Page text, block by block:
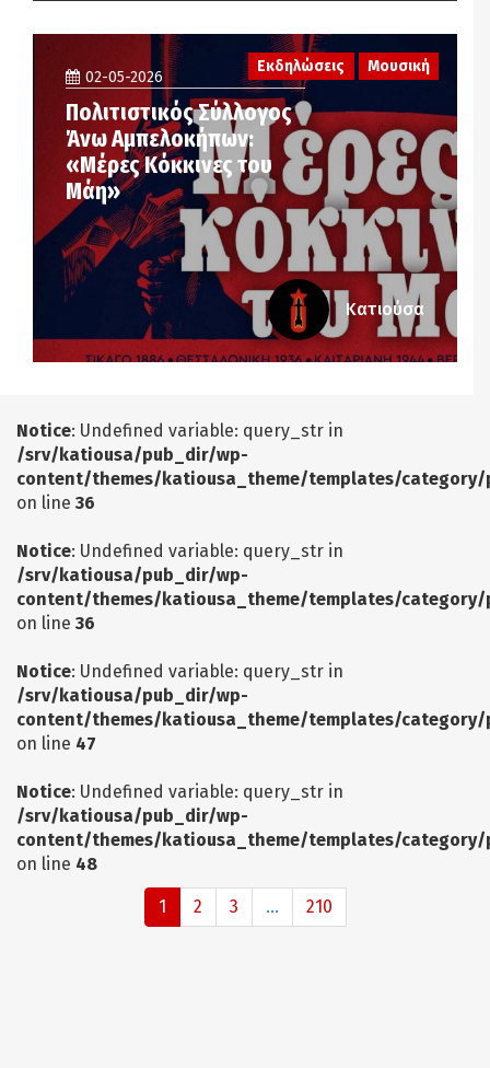
02-05-2026
Πολιτιστικός Σύλλογος
Άνω Αμπελοκήπων:
«Μέρες Κόκκινες του
Μάη»
Εκδηλώσεις Μουσική
Κατιούσα
Notice: Undefined variable: query_str in
/srv/katiousa/pub_dir/wp-
content/themes/katiousa_theme/templates/
on line 36
Notice: Undefined variable: query_str in
/srv/katiousa/pub_dir/wp-
content/themes/katiousa_theme/templates/
on line 36
Notice: Undefined variable: query_str in
/srv/katiousa/pub_dir/wp-
content/themes/katiousa_theme/templates/
on line 47
Notice: Undefined variable: query_str in
/srv/katiousa/pub_dir/wp-
content/themes/katiousa_theme/templates/
on line 48
1 2 3 ... 210